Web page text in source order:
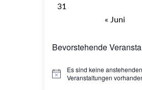
31
« Juni
Bevorstehende
Hinweis
Es sind keine anstehenden
Veranstaltungen